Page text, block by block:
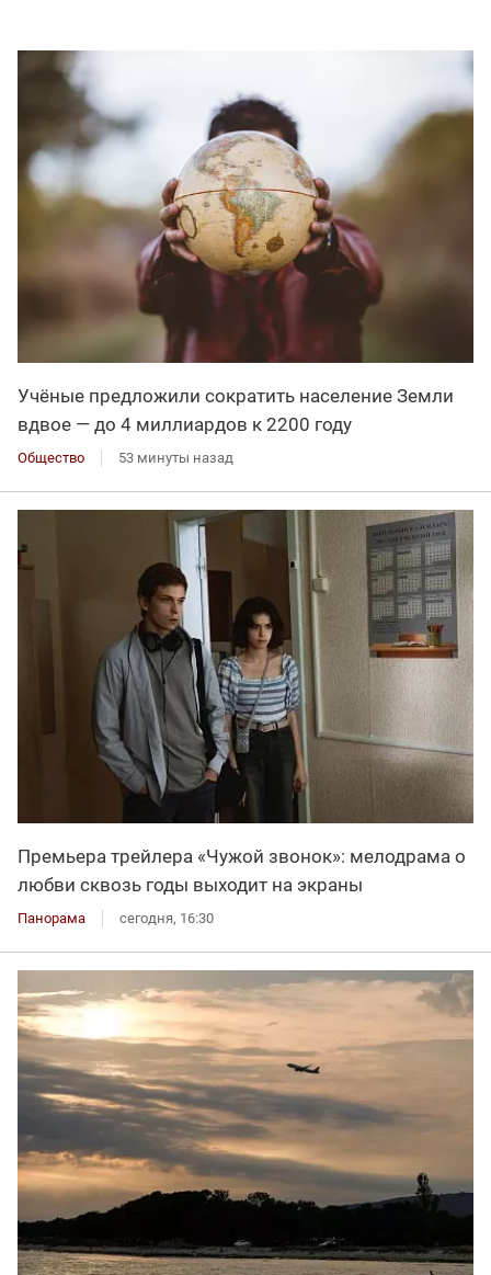
Учёные предложили сократить население Земли
вдвое — до 4 миллиардов к 2200 году
Общество 53 минуты назад
Премьера трейлера «Чужой звонок»: мелодрама о
любви сквозь годы выходит на экраны
Панорама сегодня, 16:30